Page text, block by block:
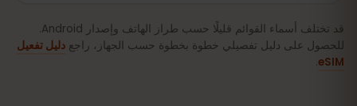
قد تختلف أسماء القوائم قليلًا حسب طراز الهاتف وإصدار Android.
للحصول على دليل تفصيلي خطوة بخطوة حسب الجهاز، راجع دليل تفعيل
eSIM
.